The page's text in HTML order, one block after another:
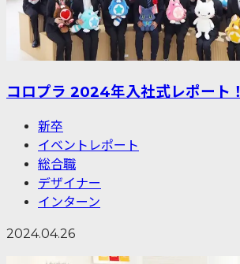
コロプラ 2024年入社式レポート！
新卒
イベントレポート
総合職
デザイナー
インターン
2024.04.26